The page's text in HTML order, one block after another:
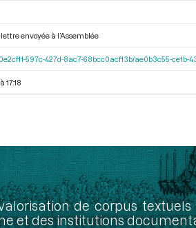
envoyée à l’Assemblée
597c-427d-8ac7-68bcc0acf13b/ae0b3c55-
17:18
de corpus
et des institutions